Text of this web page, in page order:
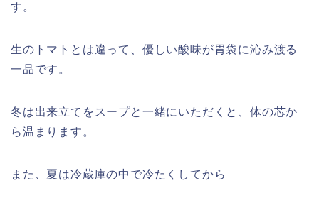
す。
生のトマトとは違って、優しい酸味が胃袋に沁み渡る
一品です。
冬は出来立てをスープと一緒にいただくと、体の芯か
ら温まります。
また、夏は冷蔵庫の中で冷たくしてから